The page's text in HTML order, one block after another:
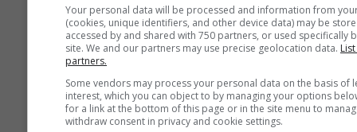
Plus de données météo
Prévisions
Your personal data will be processed and information from
(cookies, unique identifiers, and other device data) may be
accessed by and shared with 750 partners, or used specifically
site. We and our partners may use precise geolocation data.
partners.
Some vendors may process your personal data on the basis of
interest, which you can object to by managing your options
for a link at the bottom of this page or in the site menu to
withdraw consent in privacy and cookie settings.